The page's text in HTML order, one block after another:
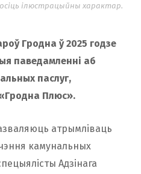
ілюстрацыйны характар.
Гродна ў 2025 годзе
паведамленні аб
паслуг,
Плюс».
атрымліваць
камунальных
Адзінага